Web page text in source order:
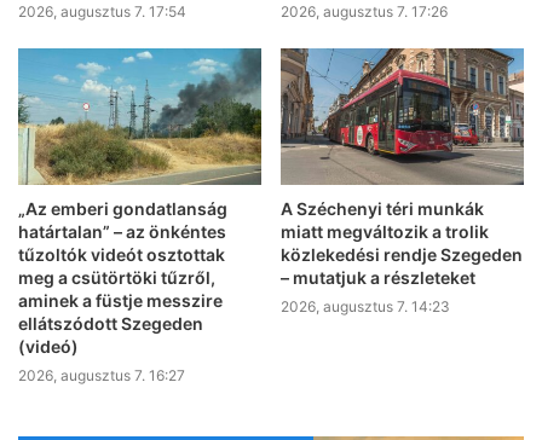
2026, augusztus 7. 17:54 2026, augusztus 7. 17:26
„Az emberi gondatlanság
határtalan” – az önkéntes
tűzoltók videót osztottak
meg a csütörtöki tűzről,
aminek a füstje messzire
ellátszódott Szegeden
(videó)
2026, augusztus 7. 16:27
A Széchenyi téri munkák
miatt megváltozik a trolik
közlekedési rendje Szegeden
– mutatjuk a részleteket
2026, augusztus 7. 14:23